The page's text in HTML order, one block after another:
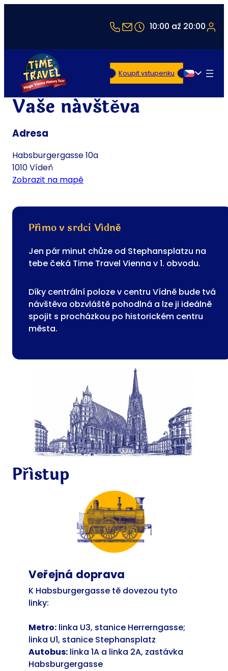
+43 1 5321514
office@timetravel-
10:00 až 20:00
Čeština
Koupit vstupenku
Vaše návštěva
Adresa
Habsburgergasse 10a
1010 Vídeň
Zobrazit na mapě
Přímo v srdci Vídně
Jen pár minut chůze od Stephansplatzu na
tebe čeká Time Travel Vienna v 1. obvodu.
Díky centrální poloze v centru Vídně bude tvá
návštěva obzvláště pohodlná a lze ji ideálně
spojit s procházkou po historickém centru
města.
Přístup
Veřejná doprava
K Habsburgergasse tě dovezou tyto
linky:
Metro: linka U3, stanice Herrerngasse;
linka U1, stanice Stephansplatz
Autobus: linka 1A a linka 2A, zastávka
Habsburgergasse